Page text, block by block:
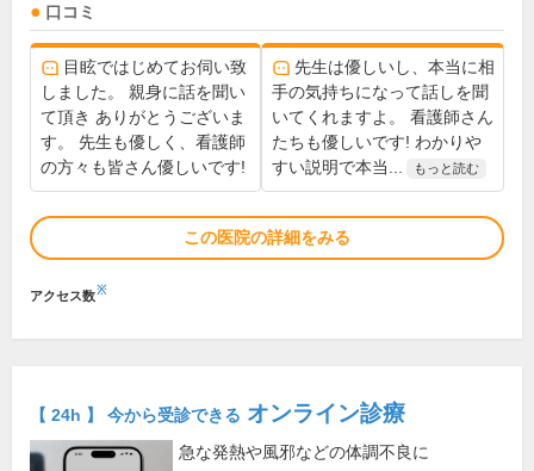
口コミ
目眩ではじめてお伺い致
しました。 親身に話を聞い
て頂き ありがとうございま
す。 先生も優しく、看護師
の方々も皆さん優しいです!
先生は優しいし、本当に相
手の気持ちになって話しを聞
いてくれますよ。 看護師さん
たちも優しいです! わかりや
すい説明で本当...
もっと読む
この医院の詳細をみる
アクセス数※
【 24h 】 今から受診できる オンライン診療
急な発熱や風邪などの体調不良に